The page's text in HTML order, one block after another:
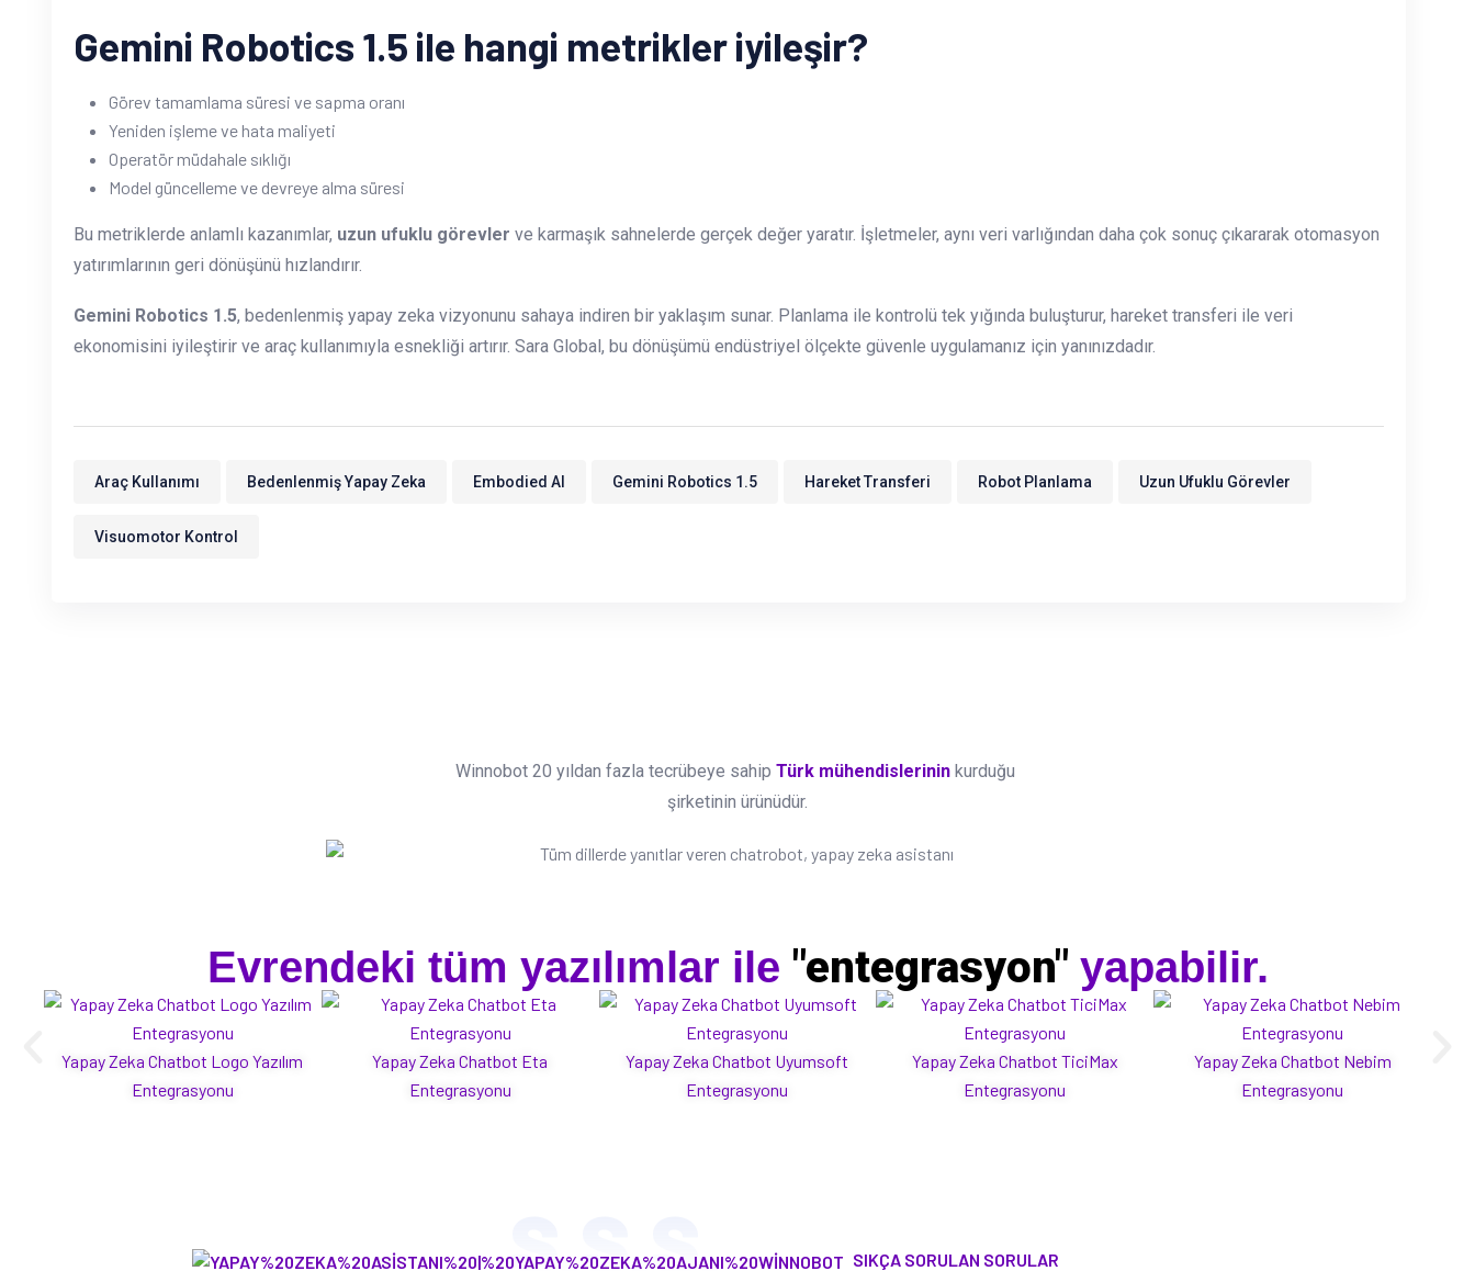
Gemini Robotics 1.5 ile hangi metrikler iyileşir?
Görev tamamlama süresi ve sapma oranı
Yeniden işleme ve hata maliyeti
Operatör müdahale sıklığı
Model güncelleme ve devreye alma süresi
Bu metriklerde anlamlı kazanımlar, uzun ufuklu görevler ve karmaşık sahnelerde gerçek değer yaratır. İşletmeler, aynı veri varlığından daha çok sonuç çıkararak otomasyon
yatırımlarının geri dönüşünü hızlandırır.
Gemini Robotics 1.5, bedenlenmiş yapay zeka vizyonunu sahaya indiren bir yaklaşım sunar. Planlama ile kontrolü tek yığında buluşturur, hareket transferi ile veri
ekonomisini iyileştirir ve araç kullanımıyla esnekliği artırır. Sara Global, bu dönüşümü endüstriyel ölçekte güvenle uygulamanız için yanınızdadır.
Araç Kullanımı Bedenlenmiş Yapay Zeka Embodied AI Gemini Robotics 1.5 Hareket Transferi Robot Planlama Uzun Ufuklu Görevler
Visuomotor Kontrol
Winnobot 20 yıldan fazla tecrübeye sahip Türk mühendislerinin kurduğu
şirketinin ürünüdür.
Evrendeki tüm yazılımlar ile "entegrasyon" yapabilir.
Yapay Zeka Chatbot Logo Yazılım
Entegrasyonu
Yapay Zeka Chatbot Eta
Entegrasyonu
Yapay Zeka Chatbot Uyumsoft
Entegrasyonu
Yapay Zeka Chatbot TiciMax
Entegrasyonu
Yapay Zeka Chatbot Nebim
Entegrasyonu
S.S.S. SIKÇA SORULAN SORULAR